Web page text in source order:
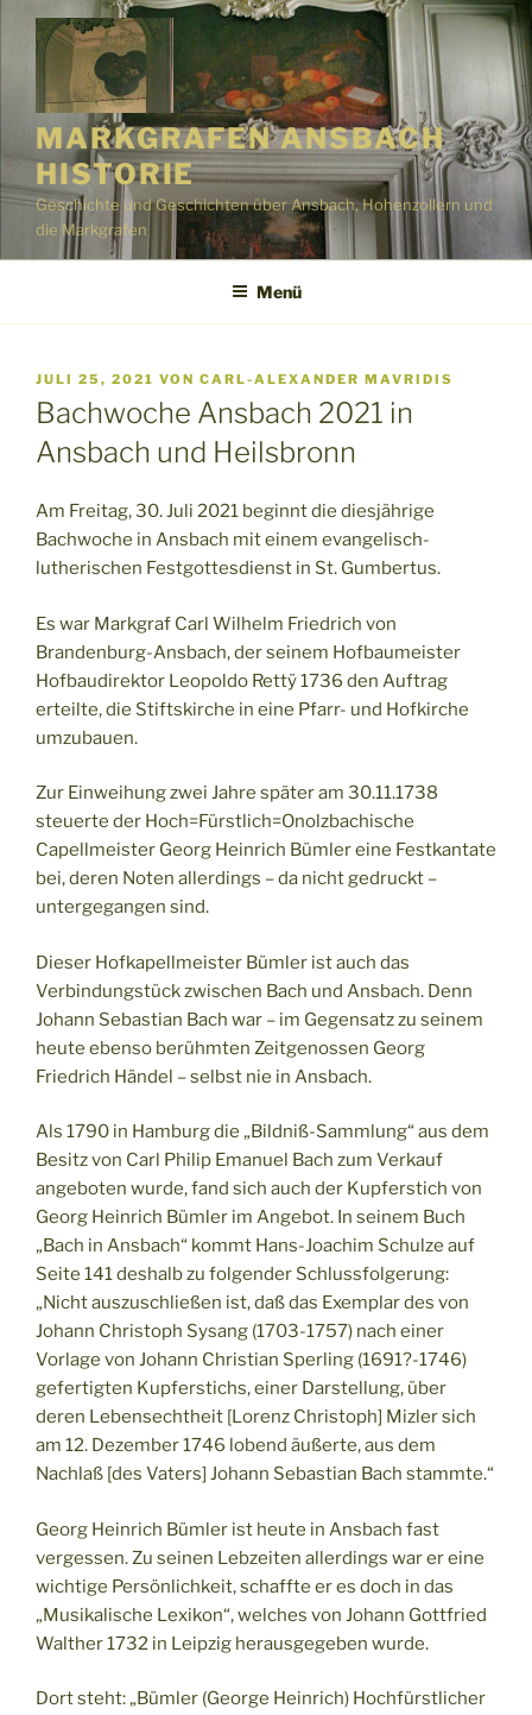
Zum
Inhalt
springen
MARKGRAFEN ANSBACH
HISTORIE
Geschichte und Geschichten über Ansbach, Hohenzollern und
die Markgrafen
Menü
VERÖFFENTLICHT
AM
JULI 25, 2021 VON CARL-ALEXANDER MAVRIDIS
Bachwoche Ansbach 2021 in
Ansbach und Heilsbronn
Am Freitag, 30. Juli 2021 beginnt die diesjährige
Bachwoche in Ansbach mit einem evangelisch-
lutherischen Festgottesdienst in St. Gumbertus.
Es war Markgraf Carl Wilhelm Friedrich von
Brandenburg-Ansbach, der seinem Hofbaumeister
Hofbaudirektor Leopoldo Rettÿ 1736 den Auftrag
erteilte, die Stiftskirche in eine Pfarr- und Hofkirche
umzubauen.
Zur Einweihung zwei Jahre später am 30.11.1738
steuerte der Hoch=Fürstlich=Onolzbachische
Capellmeister Georg Heinrich Bümler eine Festkantate
bei, deren Noten allerdings – da nicht gedruckt –
untergegangen sind.
Dieser Hofkapellmeister Bümler ist auch das
Verbindungstück zwischen Bach und Ansbach. Denn
Johann Sebastian Bach war – im Gegensatz zu seinem
heute ebenso berühmten Zeitgenossen Georg
Friedrich Händel – selbst nie in Ansbach.
Als 1790 in Hamburg die „Bildniß-Sammlung“ aus dem
Besitz von Carl Philip Emanuel Bach zum Verkauf
angeboten wurde, fand sich auch der Kupferstich von
Georg Heinrich Bümler im Angebot. In seinem Buch
„Bach in Ansbach“ kommt Hans-Joachim Schulze auf
Seite 141 deshalb zu folgender Schlussfolgerung:
„Nicht auszuschließen ist, daß das Exemplar des von
Johann Christoph Sysang (1703-1757) nach einer
Vorlage von Johann Christian Sperling (1691?-1746)
gefertigten Kupferstichs, einer Darstellung, über
deren Lebensechtheit [Lorenz Christoph] Mizler sich
am 12. Dezember 1746 lobend äußerte, aus dem
Nachlaß [des Vaters] Johann Sebastian Bach stammte.“
Georg Heinrich Bümler ist heute in Ansbach fast
vergessen. Zu seinen Lebzeiten allerdings war er eine
wichtige Persönlichkeit, schaffte er es doch in das
„Musikalische Lexikon“, welches von Johann Gottfried
Walther 1732 in Leipzig herausgegeben wurde.
Dort steht: „Bümler (George Heinrich) Hochfürstlicher